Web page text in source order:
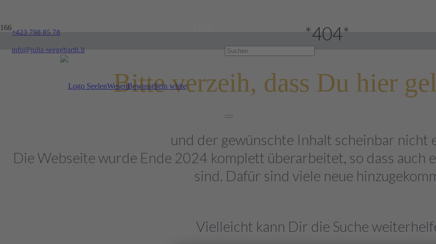
+423 798 85 78
info@julia-seegebarth.li
*404*
Bitte verzeih, dass Du hier
und der gewünschte Inhalt scheinbar nicht
Die Webseite wurde Ende 2024 komplett überarbeitet, so dass auch
sind. Dafür sind viele neue
Vielleicht kann Dir die Suche